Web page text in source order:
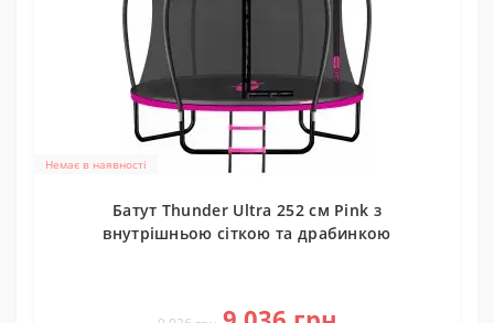
Немає в наявності
Батут Thunder Ultra 252 см Pink з
внутрішньою сіткою та драбинкою